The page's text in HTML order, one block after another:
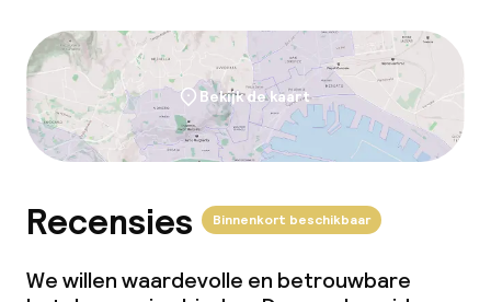
Bekijk de kaart
Recensies Binnenkort beschikbaar
We willen waardevolle en betrouwbare